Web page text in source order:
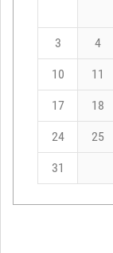
3 4
10 11
17 18
24 25
31